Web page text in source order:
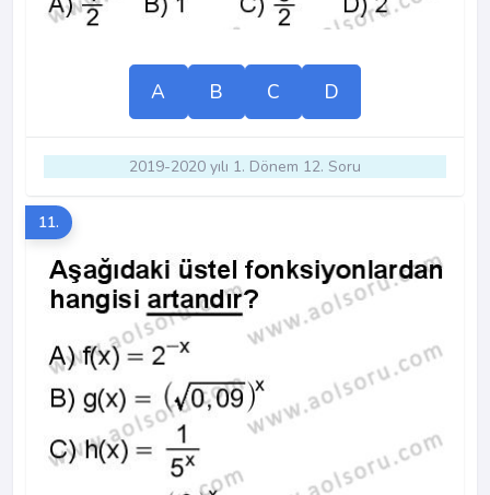
A B C D
2019-2020 yılı 1. Dönem 12. Soru
11.